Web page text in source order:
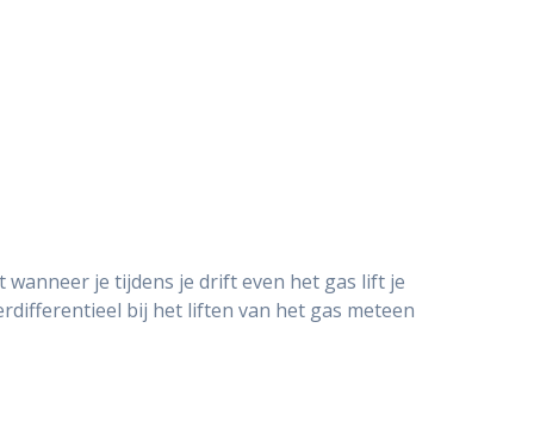
je tijdens je drift even het gas lift je
bij het liften van het gas meteen